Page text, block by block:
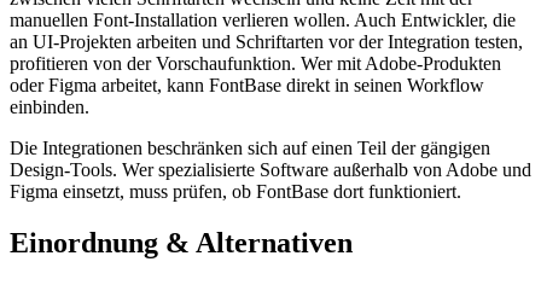
manuellen Font-Installation verlieren wollen. Auch Entwickler, die
an UI-Projekten arbeiten und Schriftarten vor der Integration testen,
profitieren von der Vorschaufunktion. Wer mit Adobe-Produkten
oder Figma arbeitet, kann FontBase direkt in seinen Workflow
einbinden.
Die Integrationen beschränken sich auf einen Teil der gängigen
Design-Tools. Wer spezialisierte Software außerhalb von Adobe und
Figma einsetzt, muss prüfen, ob FontBase dort funktioniert.
Einordnung & Alternativen